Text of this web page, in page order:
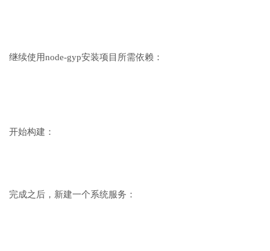
继续使用node-gyp安装项目所需依赖：
开始构建：
完成之后，新建一个系统服务：